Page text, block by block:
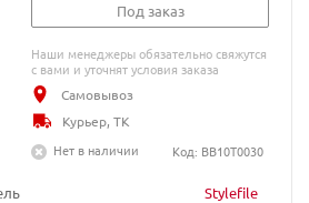
Stylefile
Под заказ
Наши менеджеры обязательно свяжутся
с вами и уточнят условия заказа
Самовывоз
Курьер, ТК
Нет в наличии
Код: BB10T0030